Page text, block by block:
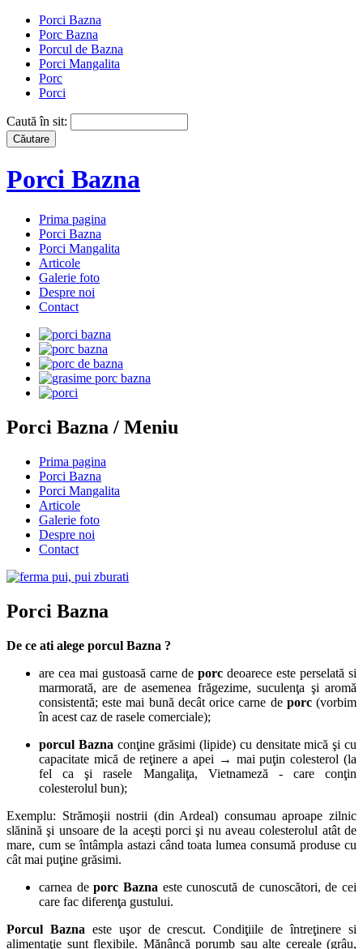
Porci Bazna
Porc Bazna
Porcul de Bazna
Porci Mangalita
Porc
Porci
Caută în sit:
Porci Bazna
Prima pagina
Porci Bazna
Porci Mangalita
Articole
Galerie foto
Despre noi
Contact
Porci Bazna / Meniu
Prima pagina
Porci Bazna
Porci Mangalita
Articole
Galerie foto
Despre noi
Contact
Porci Bazna
De ce ati alege porcul Bazna ?
are cea mai gustoasă carne de porc deoarece este perselată si
marmorată, are de asemenea frăgezime, suculenţa şi aromă
consistentă; este mai bună decât orice carne de porc(vorbim
în acest caz de rasele comerciale);
porcul Bazna conţine grăsimi (lipide) cu densitate mică şi cu
capacitate mică de reţinere a apei → mai puţin colesterol (la
fel ca şi rasele Mangaliţa, Vietnameză - care conţin
colesterolul bun);
Exemplu: Strămoşii nostrii (din Ardeal) consumau aproape zilnic
slănină şi unsoare de la aceşti porci şi nu aveau colesterolul atât de
mare, cum se întâmpla astazi când toata lumea consumă produse cu
cât mai puţine grăsimi.
carnea deporc Bazna este cunoscută de cunoscători, de cei
care fac diferenţa gustului.
Porcul Bazna este uşor de crescut. Condiţiile de întreţinere si
alimentaţie sunt flexibile. Mănâncă porumb sau alte cereale (grâu,